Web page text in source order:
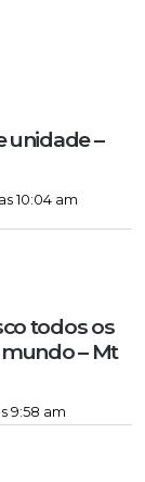
unidade –
10:04 am
todos os
– Mt
9:58 am